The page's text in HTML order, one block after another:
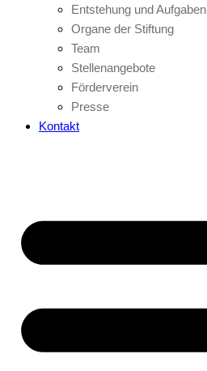
Entstehung und Aufgaben
Organe der Stiftung
Team
Stellenangebote
Förderverein
Presse
Kontakt